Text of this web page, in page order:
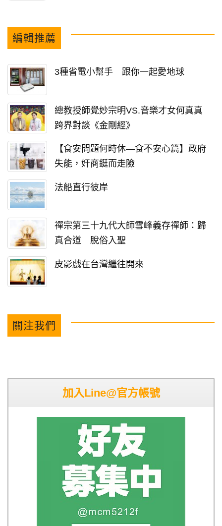
編輯推薦
3種省電小幫手 跟你一起愛地球
總教授師覺妙宗明VS.音樂才女何真真
跨界對談《金剛經》
【食安問題何時休—食不安心篇】政府
失能，奸商鋌而走險
法船直行彼岸
禪宗第三十九代大師雪峰義存禪師：歸
真合道 脫俗入聖
皮影戲在台灣繼往開來
關注我們
加入Line@官方帳號